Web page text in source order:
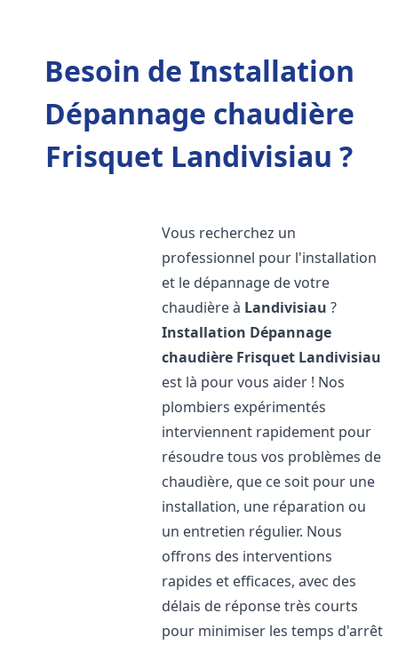
Besoin de Installation
Dépannage chaudière
Frisquet Landivisiau ?
Vous recherchez un
professionnel pour l'installation
et le dépannage de votre
chaudière à Landivisiau ?
Installation Dépannage
chaudière Frisquet Landivisiau
est là pour vous aider ! Nos
plombiers expérimentés
interviennent rapidement pour
résoudre tous vos problèmes de
chaudière, que ce soit pour une
installation, une réparation ou
un entretien régulier. Nous
offrons des interventions
rapides et efficaces, avec des
délais de réponse très courts
pour minimiser les temps d'arrêt